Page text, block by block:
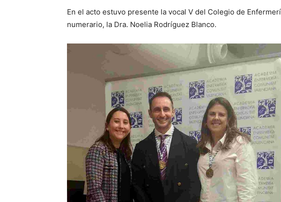
En el acto estuvo presente la vocal V del Colegio de
numerario, la Dra. Noelia Rodríguez Blanco.